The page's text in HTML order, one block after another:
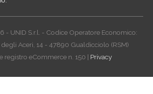
- UNID S.r.l. - Codice Operatore Economico:
degli Aceri, 14 - 47890 Gualdicciolo (RSM)
registro eCommerce n. 150 | Privacy